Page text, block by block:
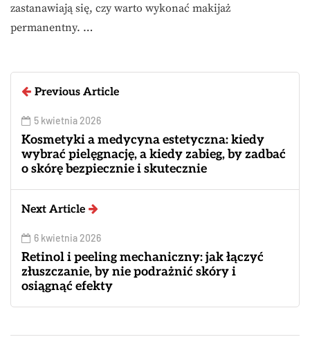
zastanawiają się, czy warto wykonać makijaż
permanentny. …
Previous Article
5 kwietnia 2026
Kosmetyki a medycyna estetyczna: kiedy
wybrać pielęgnację, a kiedy zabieg, by zadbać
o skórę bezpiecznie i skutecznie
Next Article
6 kwietnia 2026
Retinol i peeling mechaniczny: jak łączyć
złuszczanie, by nie podrażnić skóry i
osiągnąć efekty